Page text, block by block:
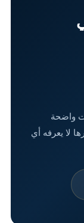
واضحة
لا يعرفه أي